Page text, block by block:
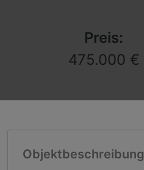
Preis:
475.000 €
Objektbeschreibung